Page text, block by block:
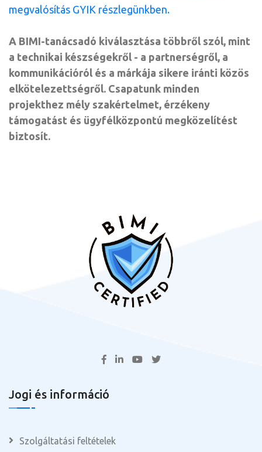
megvalósítás GYIK részlegünkben.
A BIMI-tanácsadó kiválasztása többről szól, mint
a technikai készségekről - a partnerségről, a
kommunikációról és a márkája sikere iránti közös
elkötelezettségről. Csapatunk minden
projekthez mély szakértelmet, érzékeny
támogatást és ügyfélközpontú megközelítést
biztosít.
Jogi és információ
Szolgáltatási feltételek